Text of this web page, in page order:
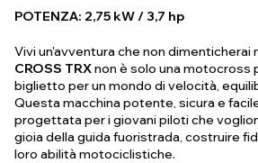
POTENZA: 2,75 kW / 3,7 hp
Vivi un'avventura che non dimenticherai
CROSS TRXnon è solo una motocross
biglietto per un mondo di velocità,
Questa macchina potente, sicura e
progettata per i giovani piloti che
gioia della guida fuoristrada, costruire
loro abilità motociclistiche.